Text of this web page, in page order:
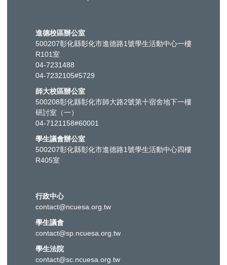
進德校區辦公室
500207彰化縣彰化市進德路1號學生活動中心一樓
R101室
04-7231488
04-7232105#5729
師大校區辦公室
500208彰化縣彰化市師大路2號第十宿舍地下一樓
研討室（一）
04-7121158#60001
學生議會辦公室
500207彰化縣彰化市進德路1號學生活動中心四樓
R405室
行政中心
contact@ncuesa.org.tw
學生議會
contact@sp.ncuesa.org.tw
學生法院
contact@sc.ncuesa.org.tw